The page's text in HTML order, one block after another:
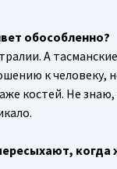
обособленно?
А
к человеку,
костей. Не